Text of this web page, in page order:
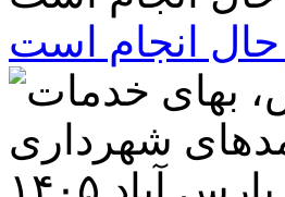
انجام است